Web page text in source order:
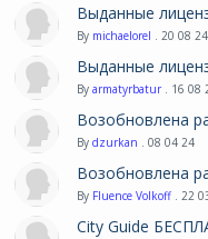
Выданные
By michaelorel . 20 08 24
Выданные
By armatyrbatur . 16 08
Возобновлена
By dzurkan . 08 04 24
Возобновлена
By Fluence Volkoff . 22
City Guide